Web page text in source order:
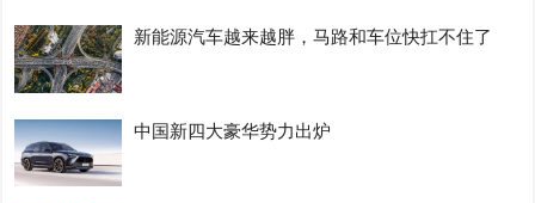
新能源汽车越来越胖，马路和车位快扛不住了
中国新四大豪华势力出炉